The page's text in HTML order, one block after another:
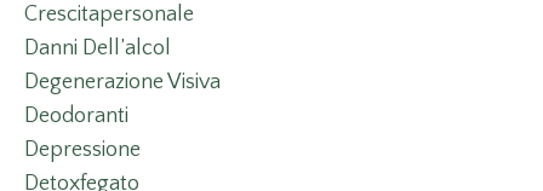
Crescitapersonale
Danni Dell’alcol
Degenerazione Visiva
Deodoranti
Depressione
Detoxfegato